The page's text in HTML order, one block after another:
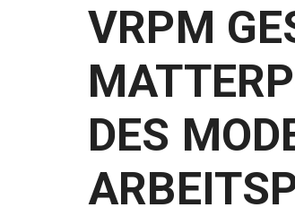
VRPM
DES